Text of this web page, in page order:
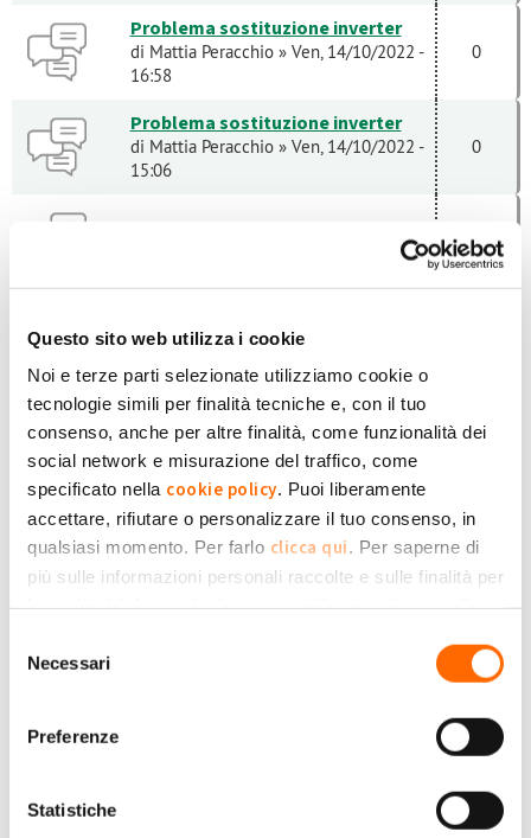
Questo sito web utilizza i cookie
Noi e terze parti selezionate utilizziamo cookie o
tecnologie simili per finalità tecniche e, con il tuo
consenso, anche per altre finalità, come funzionalità dei
social network e misurazione del traffico, come
specificato nella cookie policy. Puoi liberamente
accettare, rifiutare o personalizzare il tuo consenso, in
qualsiasi momento. Per farlo clicca qui. Per saperne di
più sulle informazioni personali raccolte e sulle finalità per
le quali tali informazioni saranno utilizzate, si prega di
delNecessari
Preferenze
Statistiche
Problema sostituzione inverter
di Mattia Peracchio» Ven, 14/10/2022 -
16:58
0
Problema sostituzione inverter
di Mattia Peracchio» Ven, 14/10/2022 -
15:06
0
» Dom, 02/10/2022 - 09:38
1
diEmiliano Zapata» Ven, 30/09/2022 -
A chi rivolgersi per la
MANUTENZIONE??
diCondominio Stra...» Lun, 26/09/2022
- 20:22
1
Autoconsumo 0
diMaurizio_1986Cr» Lun, 19/09/2022 -
01:27
0
0